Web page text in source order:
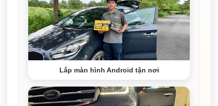
Lắp màn hình Android tận nơi